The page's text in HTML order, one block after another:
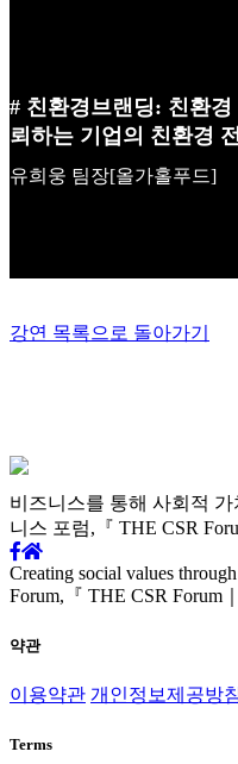
# 친환경브랜딩: 친환
뢰하는 기업의 친환경
유희웅 팀장[올가홀푸드]
강연 목록으로 돌아가기
비즈니스를 통해 사회적 가
니스 포럼, 『 THE CSR
Creating social values
Forum, 『 THE CSR Forum
약관
이용약관 개인정보제공방
Terms